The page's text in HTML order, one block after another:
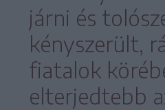
járni és
kényszerült,
fiatalok
elterjedtebb